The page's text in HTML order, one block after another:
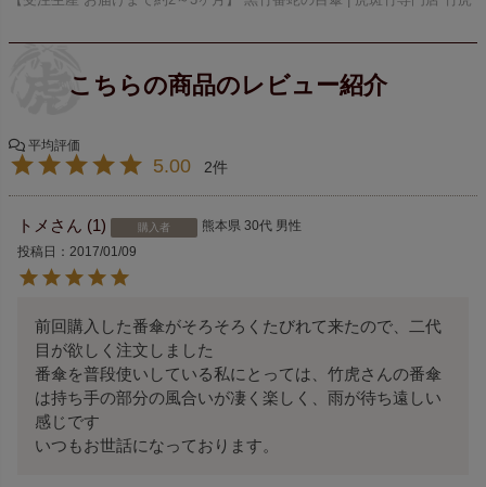
5.00 2
トメ 1 購入者 熊本県 30代 男性
投稿日
2017/01/09
前回購入した番傘がそろそろくたびれて来たので、二代
目が欲しく注文しました
番傘を普段使いしている私にとっては、竹虎さんの番傘
は持ち手の部分の風合いが凄く楽しく、雨が待ち遠しい
感じです
いつもお世話になっております。